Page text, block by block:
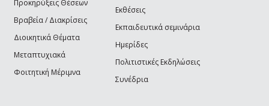
Προκηρύξεις Θέσεων
Βραβεία / Διακρίσεις
Διοικητικά Θέματα
Μεταπτυχιακά
Φοιτητική Μέριμνα
Εκθέσεις
Εκπαιδευτικά σεμινάρια
Ημερίδες
Πολιτιστικές Εκδηλώσεις
Συνέδρια